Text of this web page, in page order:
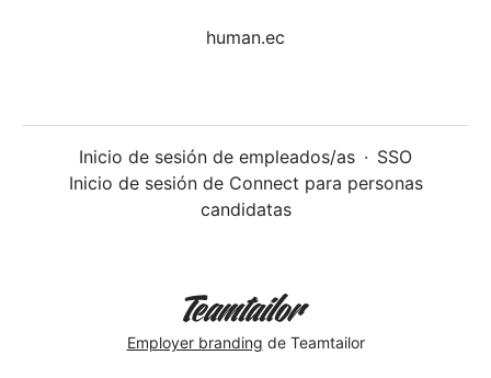
human.ec
Inicio de sesión de empleados/as · SSO
Inicio de sesión de Connect para personas
candidatas
Employer branding de Teamtailor